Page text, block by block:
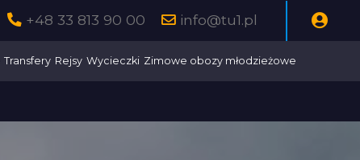
+48 33 813 90 00 info@tu1.pl
Transfery Rejsy Wycieczki Zimowe obozy młodzieżowe